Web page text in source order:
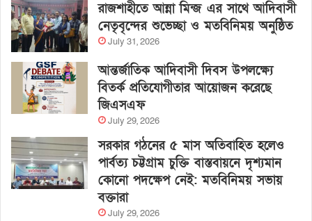
রাজশাহীতে আন্না মিন্জ এর সাথে আদিবাসী
নেতৃবৃন্দের শুভেচ্ছা ও মতবিনিময় অনুষ্ঠিত
July 31, 2026
আন্তর্জাতিক আদিবাসী দিবস উপলক্ষ্যে
বিতর্ক প্রতিযোগীতার আয়োজন করেছে
জিএসএফ
July 29, 2026
সরকার গঠনের ৫ মাস অতিবাহিত হলেও
পার্বত্য চট্টগ্রাম চুক্তি বাস্তবায়নে দৃশ্যমান
কোনো পদক্ষেপ নেই: মতবিনিময় সভায়
বক্তারা
July 29, 2026